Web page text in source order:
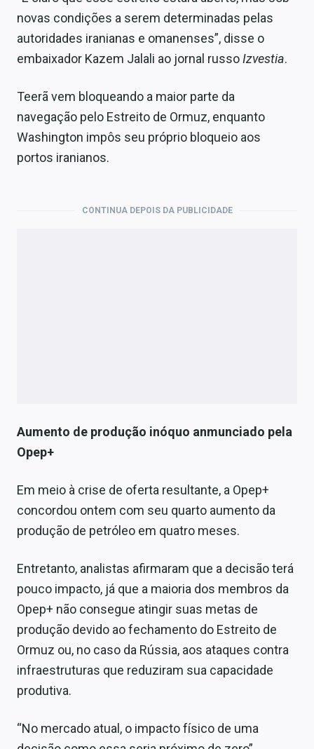
novas condições a serem determinadas pelas
autoridades iranianas e omanenses”, disse o
embaixador Kazem Jalali ao jornal russo Izvestia.
Teerã vem bloqueando a maior parte da
navegação pelo Estreito de Ormuz, enquanto
Washington impôs seu próprio bloqueio aos
portos iranianos.
CONTINUA DEPOIS DA PUBLICIDADE
Aumento de produção inóquo anmunciado pela
Opep+
Em meio à crise de oferta resultante, a Opep+
concordou ontem com seu quarto aumento da
produção de petróleo em quatro meses.
Entretanto, analistas afirmaram que a decisão terá
pouco impacto, já que a maioria dos membros da
Opep+ não consegue atingir suas metas de
produção devido ao fechamento do Estreito de
Ormuz ou, no caso da Rússia, aos ataques contra
infraestruturas que reduziram sua capacidade
produtiva.
“No mercado atual, o impacto físico de uma